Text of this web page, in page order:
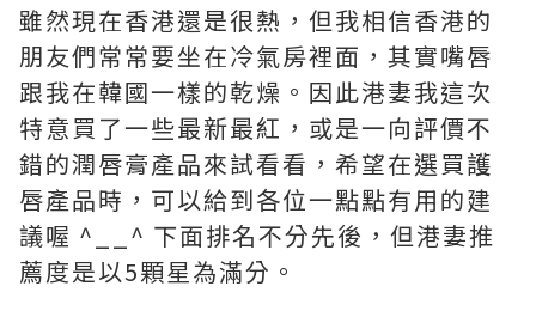
雖然現在香港還是很熱，但我相信香港的
朋友們常常要坐在冷氣房裡面，其實嘴唇
跟我在韓國一樣的乾燥。因此港妻我這次
特意買了一些最新最紅，或是一向評價不
錯的潤唇膏產品來試看看，希望在選買護
唇產品時，可以給到各位一點點有用的建
議喔 ^__^ 下面排名不分先後，但港妻推
薦度是以5顆星為滿分。